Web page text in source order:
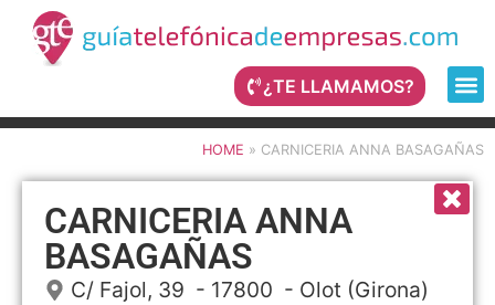
¿TE LLAMAMOS?
HOME » CARNICERIA ANNA BASAGAÑAS
CARNICERIA ANNA
BASAGAÑAS
C/ Fajol, 39 - 17800 - Olot (Girona)